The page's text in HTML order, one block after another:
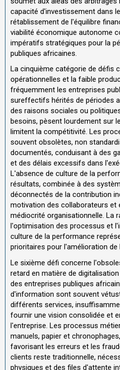
capacité d'investissement dans
rétablissement de l'équilibre
viabilité économique autonome
impératifs stratégiques pour la
publiques africaines.
La cinquième catégorie de défis
opérationnelles et la faible
fréquemment les entreprises
sureffectifs hérités de périodes
des raisons sociales ou
besoins, pèsent lourdement sur
limitent la compétitivité. Les
souvent obsolètes, non
documentés, conduisant à des
et des délais excessifs dans
L'absence de culture de la
résultats, combinée à des
déconnectés de la contribution
motivation des collaborateurs et
médiocrité organisationnelle. La
l'optimisation des processus et
culture de la performance
prioritaires pour l'amélioration
Le sixième défi concerne
retard en matière de
des entreprises publiques
d'information sont souvent
différents services,
fournir une vision consolidée et
l'entreprise. Les processus
manuels, papier et
favorisant les erreurs et les
clients reste traditionnelle,
physiques et des files d'attente